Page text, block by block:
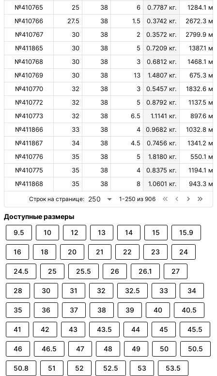
№410765
25 38 6 0.7787 кг.
1284.1 м.
№410766
27.5 38 1.5 0.3742 кг.
2672.3 м.
№410767
30 38 2 0.3572 кг.
2799.9 м.
№411865
30 38 5 0.7209 кг.
1387.1 м.
№410768
30 38 3 0.6812 кг.
1468.1 м.
№410769
30 38 13 1.4807 кг.
675.3 м.
№410770
32 38 3 0.5457 кг.
1832.6 м.
№410772
32 38 5 0.8792 кг.
1137.5 м.
№410773
32 38 6.5 1.1141 кг.
897.6 м.
№411866
33 38 4 0.9682 кг.
1032.8 м.
№411867
34 38 4.5 0.7456 кг.
1341.2 м.
№410776
35 38 5 1.8180 кг.
550.1 м.
№410775
35 38 4 0.8375 кг.
1194.1 м.
№411868
35 38 8 1.0601 кг. 943.3 м.
Строк на странице: 250 1-250 из 906
Доступные размеры
9.5
10 12 13 14 15 15.9
16 18 20 21 22 23 24
24.5 25 25.5 26 26.1 27
28 30 31 32 32.5 33 34
35 36 37 38 39 40 40.5
41 42 43 43.5 44 45 45.5
46 46.5 47 48 49 50 50.5
50.8 51 52 52.5 53 53.5